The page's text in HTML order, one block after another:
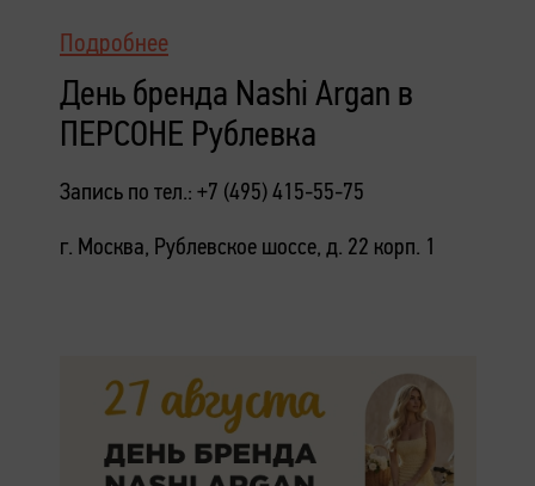
Подробнее
День бренда Nashi Argan в
ПЕРСОНЕ Рублевка
Запись по тел.: +7 (495) 415-55-75
г. Москва, Рублевское шоссе, д. 22 корп. 1